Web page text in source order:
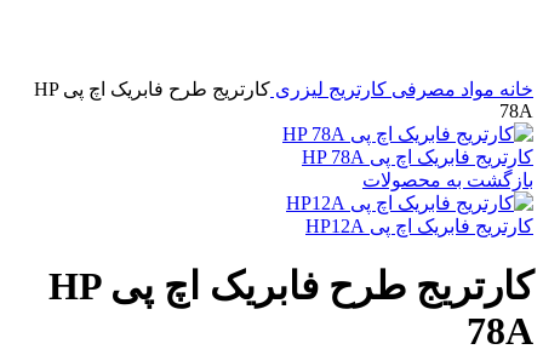
خانه مواد مصرفی کارتریج لیزری
کارتریج طرح فابریک اچ پی HP
78A
کارتریج فابریک اچ پی HP 78A
بازگشت به محصولات
کارتریج فابریک اچ پی HP12A
کارتریج طرح فابریک اچ پی HP
78A